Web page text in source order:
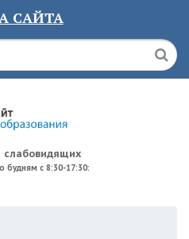
САЙТА
слабовидящих
будням с 8:30-17:30: